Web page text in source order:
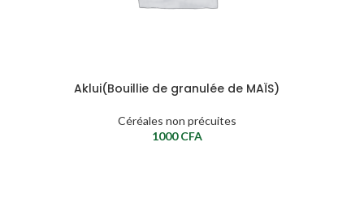
Aklui(Bouillie de granulée de MAÏS)
Céréales non précuites
1000CFA